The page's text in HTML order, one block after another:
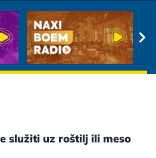
služiti uz roštilj ili meso